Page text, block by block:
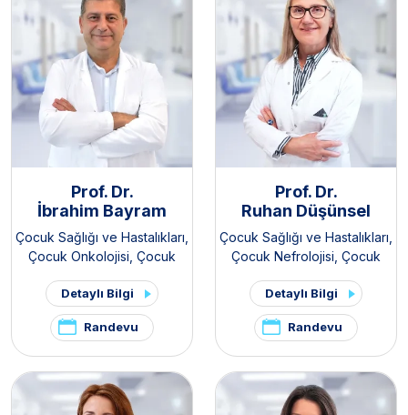
Prof. Dr.
İbrahim Bayram
Çocuk Sağlığı ve Hastalıkları
Çocuk Onkolojisi Çocuk
Kliniği / Pediatrik
Detaylı Bilgi
Randevu
Prof. Dr.
Ruhan Düşünsel
Çocuk Sağlığı ve Hastalıkları
Çocuk Nefrolojisi Çocuk
Detaylı Bilgi
Randevu